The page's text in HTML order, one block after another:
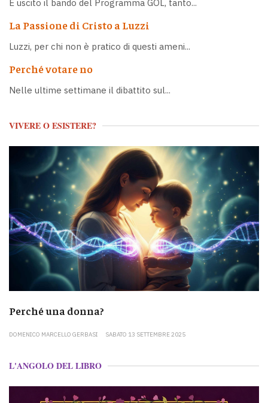
È uscito il bando del Programma GOL, tanto...
La Passione di Cristo a Luzzi
Luzzi, per chi non è pratico di questi ameni...
Perché votare no
Nelle ultime settimane il dibattito sul...
VIVERE O ESISTERE?
Perché una donna?
DOMENICO MARCELLO GERBASI SABATO 13 SETTEMBRE 2025
L'ANGOLO DEL LIBRO